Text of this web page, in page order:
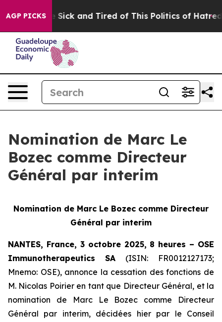
AGP PICKS
Are Sick and Tired of This Politics of Hatred” The
Nomination de Marc Le
Bozec comme Directeur
Général par interim
Nomination de Marc Le Bozec comme Directeur
Général par interim
NANTES, France, 3 octobre 2025, 8 heures – OSE
Immunotherapeutics
SA (ISIN: FR0012127173;
Mnemo: OSE), annonce la cessation des fonctions de
M. Nicolas Poirier en tant que Directeur Général, et la
nomination de Marc Le Bozec comme Directeur
Général par interim, décidées hier par le Conseil